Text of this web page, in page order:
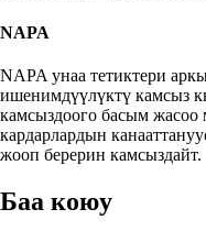
NAPA
NAPA унаа тетиктери
ишенимдүүлүктү камсыз
камсыздоого басым
кардарлардын
жооп берерин камсыздайт.
Баа коюу